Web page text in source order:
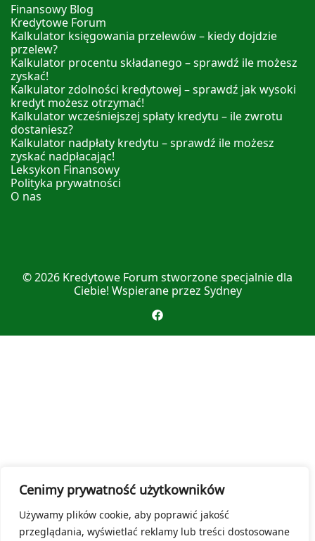
Cenimy prywatność użytkowników
Używamy plików cookie, aby poprawić jakość
przeglądania, wyświetlać reklamy lub treści dostosowane
Finansowy Blog
Kredytowe Forum
Kalkulator księgowania przelewów – kiedy dojdzie
przelew?
Kalkulator procentu składanego – sprawdź ile możesz
zyskać!
Kalkulator zdolności kredytowej – sprawdź jak wysoki
kredyt możesz otrzymać!
Kalkulator wcześniejszej spłaty kredytu – ile zwrotu
dostaniesz?
Kalkulator nadpłaty kredytu – sprawdź ile możesz
zyskać nadpłacając!
Leksykon Finansowy
Polityka prywatności
O nas
© 2026 Kredytowe Forum stworzone specjalnie dla
Ciebie! Wspierane przez Sydney